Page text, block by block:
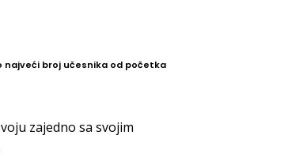
najveći broj učesnika od početka
zajedno sa svojim